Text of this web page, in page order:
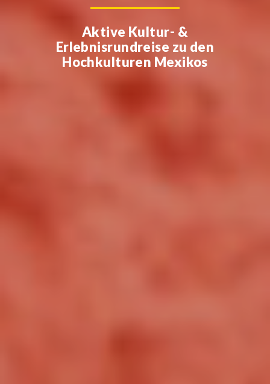
Aktive Kultur- &
Erlebnisrundreise zu den
Hochkulturen Mexikos